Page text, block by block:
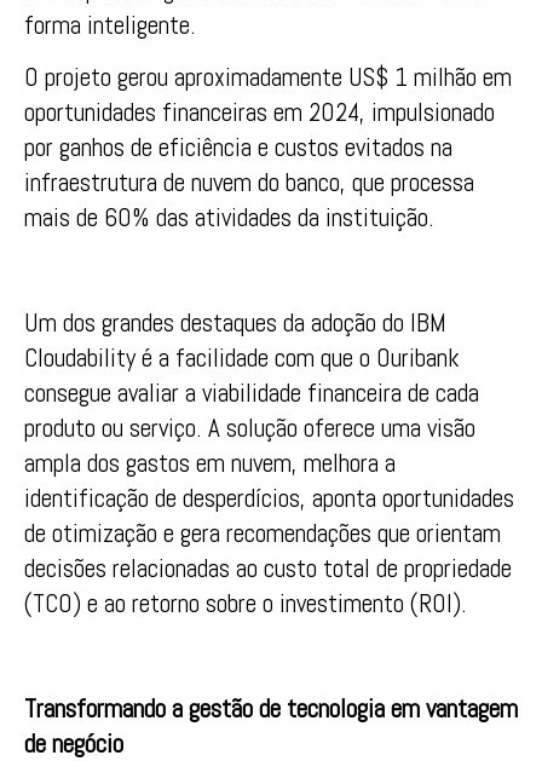
forma inteligente.
O projeto gerou aproximadamente US$ 1 milhão em
oportunidades financeiras em 2024, impulsionado
por ganhos de eficiência e custos evitados na
infraestrutura de nuvem do banco, que processa
mais de 60% das atividades da instituição.
Um dos grandes destaques da adoção do IBM
Cloudability é a facilidade com que o Ouribank
consegue avaliar a viabilidade financeira de cada
produto ou serviço. A solução oferece uma visão
ampla dos gastos em nuvem, melhora a
identificação de desperdícios, aponta oportunidades
de otimização e gera recomendações que orientam
decisões relacionadas ao custo total de propriedade
(TCO) e ao retorno sobre o investimento (ROI).
Transformando a gestão de tecnologia em vantagem
de negócio